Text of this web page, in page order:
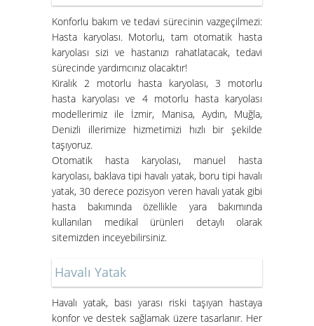
İzmir Konak Hasta Yatağı
Kurulumları Devam Ediyor
Konforlu bakım ve tedavi sürecinin vazgeçilmezi:
Hasta karyolası. Motorlu, tam otomatik hasta
karyolası sizi ve hastanızı rahatlatacak, tedavi
sürecinde yardımcınız olacaktır!
Kiralık 2 motorlu hasta karyolası, 3 motorlu
hasta karyolası ve 4 motorlu hasta karyolası
modellerimiz ile İzmir, Manisa, Aydın, Muğla,
Denizli illerimize hizmetimizi hızlı bir şekilde
taşıyoruz.
Otomatik hasta karyolası, manuel hasta
karyolası, baklava tipi havalı yatak, boru tipi havalı
yatak, 30 derece pozisyon veren havalı yatak gibi
hasta bakımında özellikle yara bakımında
kullanılan medikal ürünleri detaylı olarak
sitemizden inceyebilirsiniz.
Havalı Yatak
Havalı yatak, bası yarası riski taşıyan hastaya
konfor ve destek sağlamak üzere tasarlanır. Her